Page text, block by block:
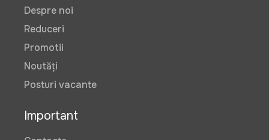
Despre noi
Reduceri
Promotii
Noutăți
Posturi vacante
Important